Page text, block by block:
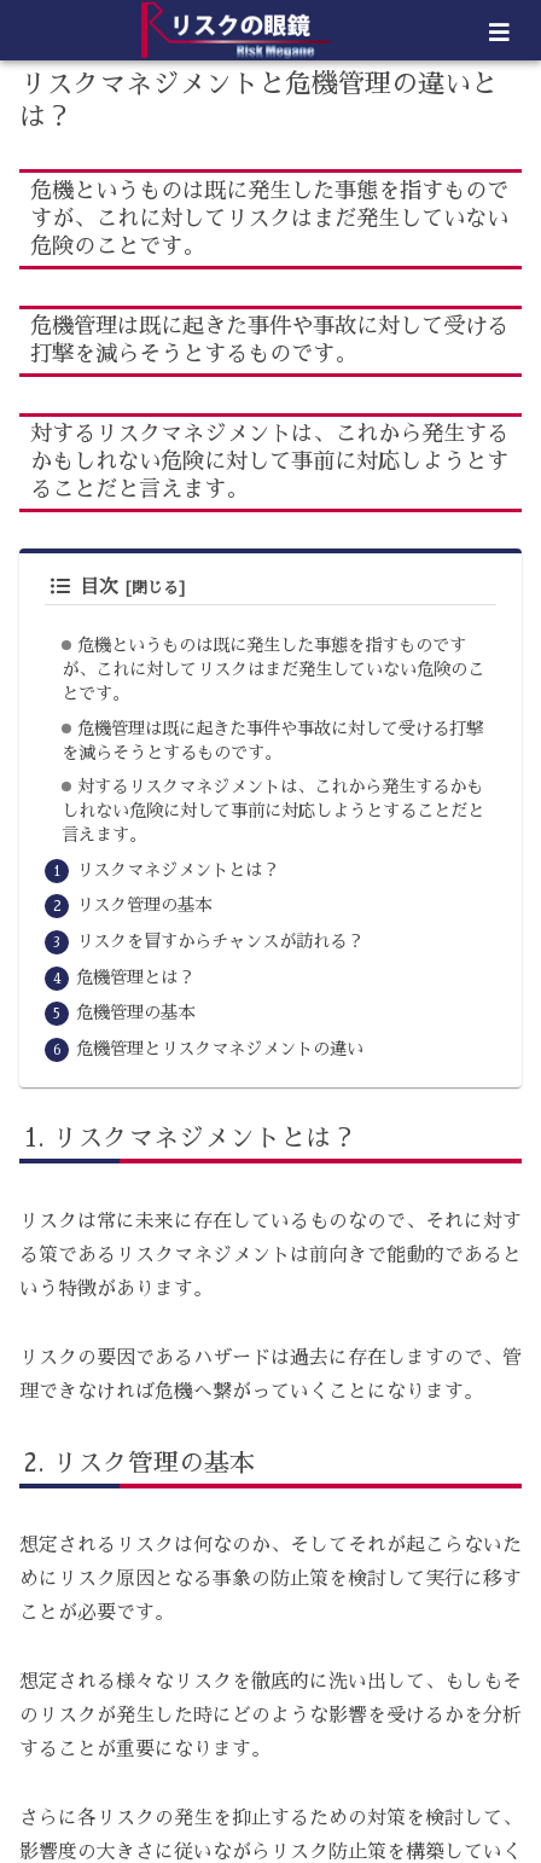
リスクマネジメントと危機管理の違いと
は？
危機というものは既に発生した事態を指すもので
すが、これに対してリスクはまだ発生していない
危険のことです。
危機管理は既に起きた事件や事故に対して受ける
打撃を減らそうとするものです。
対するリスクマネジメントは、これから発生する
かもしれない危険に対して事前に対応しようとす
ることだと言えます。
目次
危機というものは既に発生した事態を指すものです
が、これに対してリスクはまだ発生していない危険のこ
とです。
危機管理は既に起きた事件や事故に対して受ける打撃
を減らそうとするものです。
対するリスクマネジメントは、これから発生するかも
しれない危険に対して事前に対応しようとすることだと
言えます。
リスクマネジメントとは？
リスク管理の基本
リスクを冒すからチャンスが訪れる？
危機管理とは？
危機管理の基本
危機管理とリスクマネジメントの違い
リスクマネジメントとは？
リスクは常に未来に存在しているものなので、それに対す
る策であるリスクマネジメントは前向きで能動的であると
いう特徴があります。
リスクの要因であるハザードは過去に存在しますので、管
理できなければ危機へ繋がっていくことになります。
リスク管理の基本
想定されるリスクは何なのか、そしてそれが起こらないた
めにリスク原因となる事象の防止策を検討して実行に移す
ことが必要です。
想定される様々なリスクを徹底的に洗い出して、もしもそ
のリスクが発生した時にどのような影響を受けるかを分析
することが重要になります。
さらに各リスクの発生を抑止するための対策を検討して、
影響度の大きさに従いながらリスク防止策を構築していく